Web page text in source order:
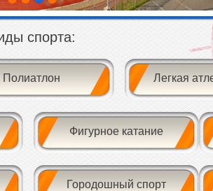
спорта:
Полиатлон Легкая
Фигурное катание
Городошный спорт